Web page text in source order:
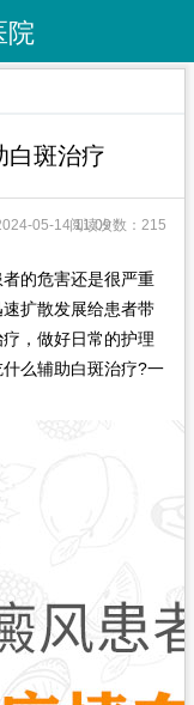
院
白斑治疗
05-14 11:09
阅读次数：215
的危害还是很严重
扩散发展给患者带
，做好日常的护理
么辅助白斑治疗?一